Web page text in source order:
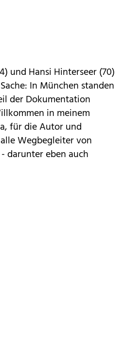
und Hansi Hinterseer (70)
In München standen
der Dokumentation
in meinem
für die Autor und
Wegbegleiter von
darunter eben auch